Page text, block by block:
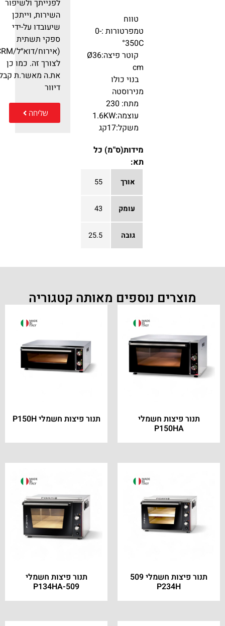
טווח
טמפרטורות :0-
350C°
קוטר פיצה:Ø36
cm
בנוי כולו
מנירוסטה
מתח: 230
עוצמה:1.6KW
משקל:17קג
מידות(ס"מ) כל
תא:
אורך 55
עומק 43
גובה 25.5
לפנייתך ולשיפור
השירות, וייתכן
שיעובדו על-ידי
ספקי תשתית
(אירוח/דוא״ל/CRM)
לצורך זה. כמו כן
את.ה מאשר.ת קבלת
דיוור
שליחה
מוצרים נוספים מאותה קטגוריה
תנור פיצות חשמלי
P150HA
תנור פיצות חשמלי P150H
תנור פיצות חשמלי 509
P234H
תנור פיצות חשמלי
P134HA-509